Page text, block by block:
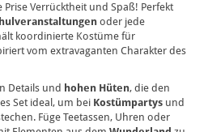
Prise Verrücktheit und Spaß! Perfekt
oder jede
koordinierte Kostüme für
vom extravaganten Charakter des
Details und hohen Hüten, die den
Set ideal, um bei Kostümpartys und
Füge Teetassen, Uhren oder